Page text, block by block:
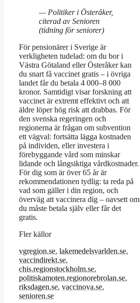
— Politiker i Österåker,
citerad av Senioren
(tidning för seniorer)
För pensionärer i Sverige är
verkligheten tudelad: om du bor i
Västra Götaland eller Österåker kan
du snart få vaccinet gratis – i övriga
landet får du betala 4 000–8 000
kronor. Samtidigt visar forskning att
vaccinet är extremt effektivt och att
äldre löper hög risk att drabbas. För
den svenska regeringen och
regionerna är frågan om subvention
ett vägval: fortsätta lägga kostnaden
på individen, eller investera i
förebyggande vård som minskar
lidande och långsiktiga vårdkostnader.
För dig som är över 65 år är
rekommendationen tydlig: ta reda på
vad som gäller i din region, och
överväg att vaccinera dig – oavsett om
du måste betala själv eller får det
gratis.
Fler källor
vgregion.se, lakemedelsvarlden.se,
vaccindirekt.se,
chis.regionstockholm.se,
politiskamoten.regionorebrolan.se,
riksdagen.se, vaccinova.se,
senioren.se